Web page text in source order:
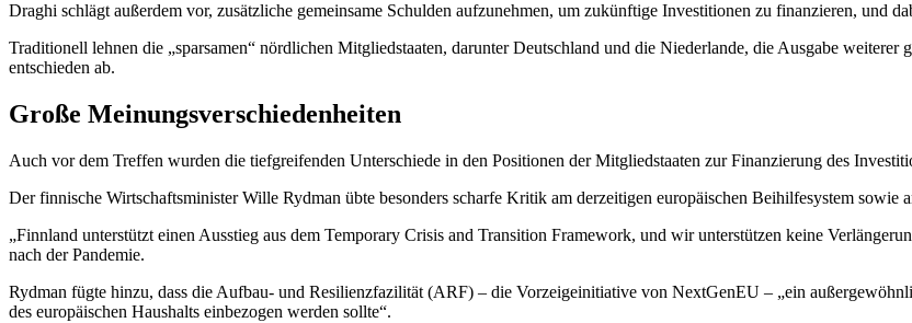
Draghi schlägt außerdem vor, zusätzliche gemeinsame Schulden aufzunehmen, um zukünftige Investitionen zu finanzieren, und
Traditionell lehnen die „sparsamen“ nördlichen Mitgliedstaaten, darunter Deutschland und die Niederlande, die Ausgabe
entschieden ab.
Große Meinungsverschiedenheiten
Auch vor dem Treffen wurden die tiefgreifenden Unterschiede in den Positionen der Mitgliedstaaten zur Finanzierung des
Der finnische Wirtschaftsminister Wille Rydman übte besonders scharfe Kritik am derzeitigen europäischen Beihilfesystem sowie
„Finnland unterstützt einen Ausstieg aus dem Temporary Crisis and Transition Framework, und wir unterstützen keine
nach der Pandemie.
Rydman fügte hinzu, dass die Aufbau- und Resilienzfazilität (ARF) – die Vorzeigeinitiative von NextGenEU – „ein
des europäischen Haushalts einbezogen werden sollte“.